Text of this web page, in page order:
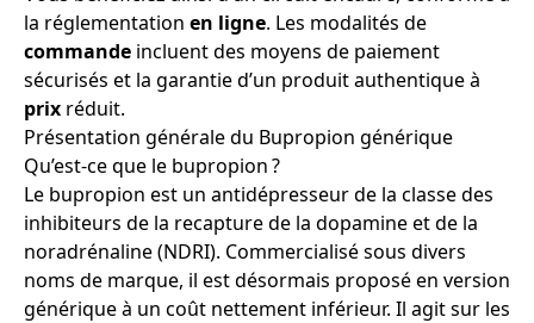
la réglementation en ligne. Les modalités de
commande incluent des moyens de paiement
sécurisés et la garantie d’un produit authentique à
prix réduit.
Présentation générale du Bupropion générique
Qu’est-ce que le bupropion ?
Le bupropion est un antidépresseur de la classe des
inhibiteurs de la recapture de la dopamine et de la
noradrénaline (NDRI). Commercialisé sous divers
noms de marque, il est désormais proposé en version
générique à un coût nettement inférieur. Il agit sur les